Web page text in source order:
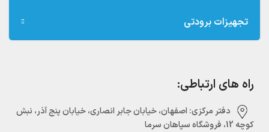
تجهیزات برودتی
راه های ارتباطی:
دفتر مرکزی:‌ اصفهان، خیابان جابر انصاری، خیابان پنج آذر، نبش
کوچه 12، فروشگاه سپاهان سرما